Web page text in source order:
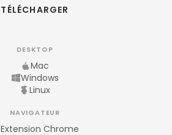
TÉLÉCHARGER
DESKTOP
Mac
Windows
Linux
NAVIGATEUR
Extension Chrome